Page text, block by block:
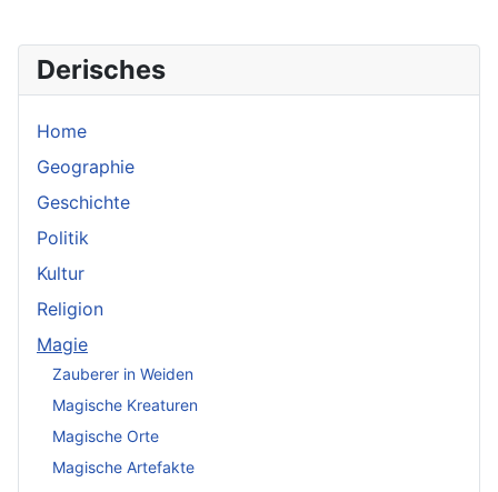
Derisches
Home
Geographie
Geschichte
Politik
Kultur
Religion
Magie
Zauberer in Weiden
Magische Kreaturen
Magische Orte
Magische Artefakte